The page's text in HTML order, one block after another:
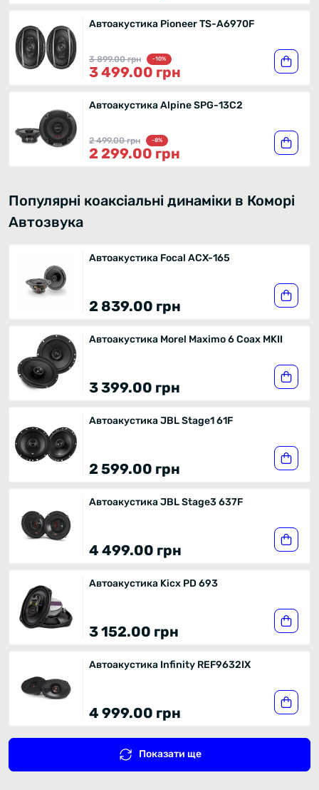
Автоакустика Pioneer TS-A6970F
3 899.00 грн -10%
3 499.00 грн
Автоакустика Alpine SPG-13C2
2 499.00 грн -8%
2 299.00 грн
Популярні коаксіальні динаміки в Коморі
Автозвука
Автоакустика Focal ACX-165
2 839.00 грн
Автоакустика Morel Maximo 6 Coax MKII
3 399.00 грн
Автоакустика JBL Stage1 61F
2 599.00 грн
Автоакустика JBL Stage3 637F
4 499.00 грн
Автоакустика Kicx PD 693
3 152.00 грн
Автоакустика Infinity REF9632IX
4 999.00 грн
Показати ще